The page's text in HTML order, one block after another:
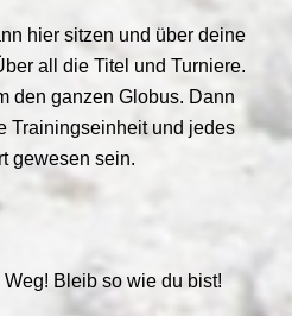
hier sitzen und über deine
all die Titel und Turniere.
den ganzen Globus. Dann
Trainingseinheit und jedes
gewesen sein.
Bleib so wie du bist!